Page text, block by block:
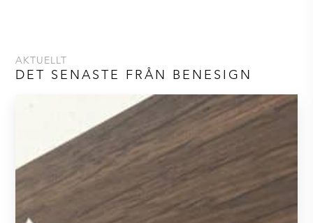
AKTUELLT
DET SENASTE FRÅN BENESIGN